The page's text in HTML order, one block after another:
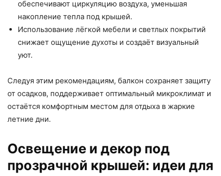
обеспечивают циркуляцию воздуха, уменьшая
накопление тепла под крышей.
Использование лёгкой мебели и светлых покрытий
снижает ощущение духоты и создаёт визуальный
уют.
Следуя этим рекомендациям, балкон сохраняет защиту
от осадков, поддерживает оптимальный микроклимат и
остаётся комфортным местом для отдыха в жаркие
летние дни.
Освещение и декор под
прозрачной крышей: идеи для